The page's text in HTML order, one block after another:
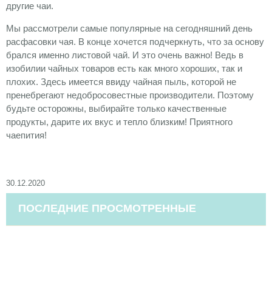
другие чаи.
Мы рассмотрели самые популярные на сегодняшний день
расфасовки чая. В конце хочется подчеркнуть, что за основу
брался именно листовой чай. И это очень важно! Ведь в
изобилии чайных товаров есть как много хороших, так и
плохих. Здесь имеется ввиду чайная пыль, которой не
пренебрегают недобросовестные производители. Поэтому
будьте осторожны, выбирайте только качественные
продукты, дарите их вкус и тепло близким! Приятного
чаепития!
30.12.2020
ПОСЛЕДНИЕ ПРОСМОТРЕННЫЕ